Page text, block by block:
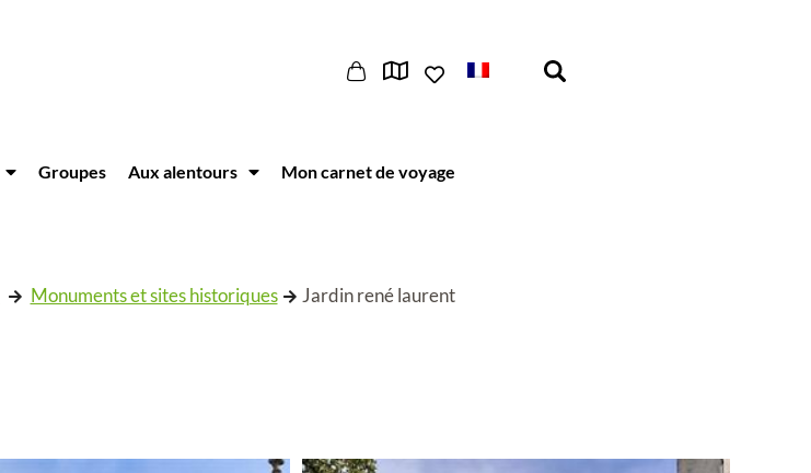
Groupes Aux alentours Mon carnet de voyage
Monuments et sites historiques Jardin rené laurent